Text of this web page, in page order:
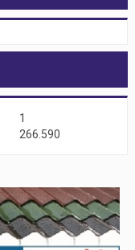
1
266.590